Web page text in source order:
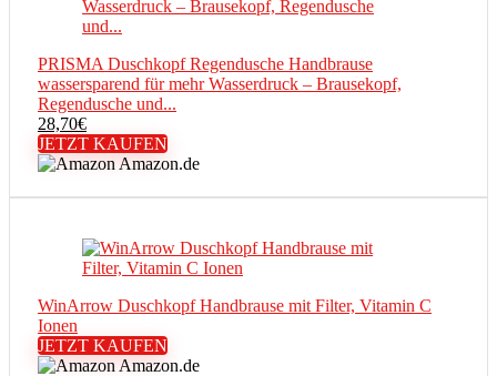
PRISMA Duschkopf Regendusche Handbrause
wassersparend für mehr Wasserdruck – Brausekopf,
Regendusche und...
28,70€
JETZT KAUFEN
Amazon.de
WinArrow Duschkopf Handbrause mit Filter, Vitamin C
Ionen
JETZT KAUFEN
Amazon.de